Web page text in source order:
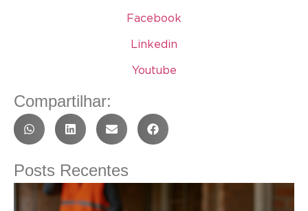
Facebook
Linkedin
Youtube
Compartilhar:
Posts Recentes